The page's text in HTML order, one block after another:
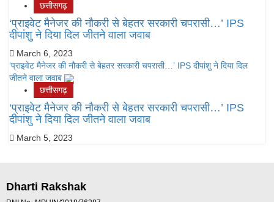
छत्तीसगढ़
‘प्राइवेट मैनेजर की नौकरी से बेहतर सरकारी चपरासी…’ IPS
दीपांशु ने दिया दिल जीतने वाला जवाब
March 6, 2023
‘प्राइवेट मैनेजर की नौकरी से बेहतर सरकारी चपरासी…’ IPS दीपांशु ने दिया दिल
जीतने वाला जवाब
छत्तीसगढ़
‘प्राइवेट मैनेजर की नौकरी से बेहतर सरकारी चपरासी…’ IPS
दीपांशु ने दिया दिल जीतने वाला जवाब
March 5, 2023
Dharti Rakshak